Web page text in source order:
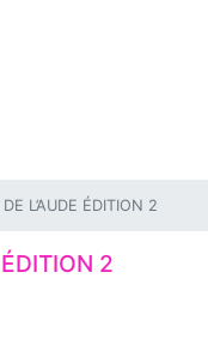
L’AUDE ÉDITION 2
2